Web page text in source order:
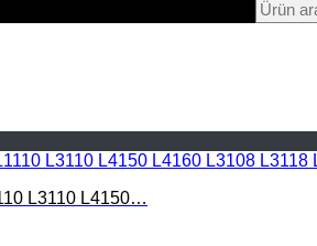
L3110 L4150…